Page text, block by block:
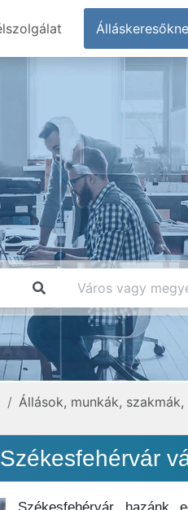
Állások, munkák,